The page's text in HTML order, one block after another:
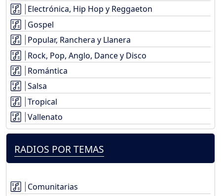
Electrónica, Hip Hop y Reggaeton
Gospel
Popular, Ranchera y Llanera
Rock, Pop, Anglo, Dance y Disco
Romántica
Salsa
Tropical
Vallenato
RADIOS POR TEMAS
Comunitarias